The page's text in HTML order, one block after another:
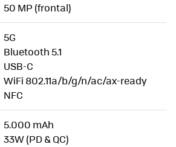
50 MP (frontal)
5G
Bluetooth 5.1
USB-C
WiFi 802.11a/b/g/n/ac/ax-ready
NFC
5.000 mAh
33W (PD & QC)